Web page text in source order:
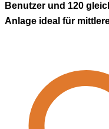
Benutzer und 120
Anlage ideal für